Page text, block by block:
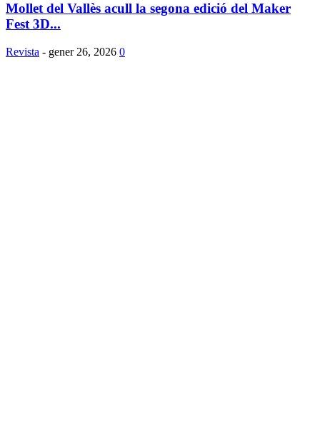
Mollet del Vallès acull la segona edició del Maker
Fest 3D...
Revista - gener 26, 2026 0